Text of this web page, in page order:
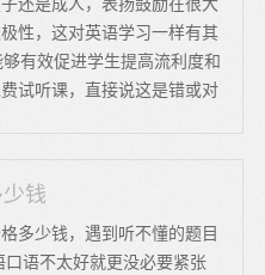
还是成人，表扬鼓励在很大
性，这对英语学习一样有其
有效促进学生提高流利度和
试听课，直接说这是错或对
钱
多少钱，遇到听不懂的题目
语不太好就更没必要紧张